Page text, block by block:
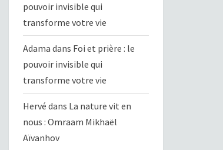
pouvoir invisible qui
transforme votre vie
Adama dans Foi et prière : le
pouvoir invisible qui
transforme votre vie
Hervé dans La nature vit en
nous : Omraam Mikhaël
Aïvanhov